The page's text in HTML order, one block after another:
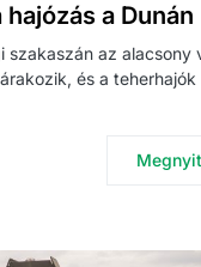
a Dunán
szakaszán az alacsony
és a teherhajók